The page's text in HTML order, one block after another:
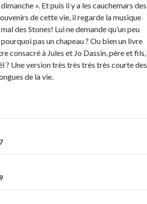
dimanche ». Et puis il y a les cauchemars des
de cette vie, il regarde la musique
des Stones! Lui ne demande qu’un peu
pas un chapeau ? Ou bien un livre
consacré à Jules et Jo Dassin, père et fils,
? Une version très très très très courte des
de la vie.